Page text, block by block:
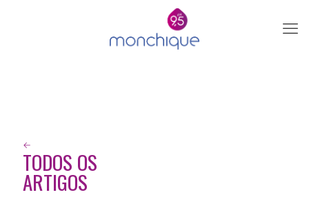
←
TODOS OS
ARTIGOS